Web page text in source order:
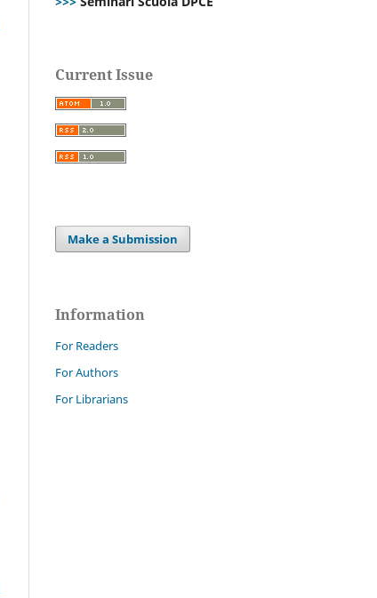
Current Issue
Make a Submission
Information
For Readers
For Authors
For Librarians